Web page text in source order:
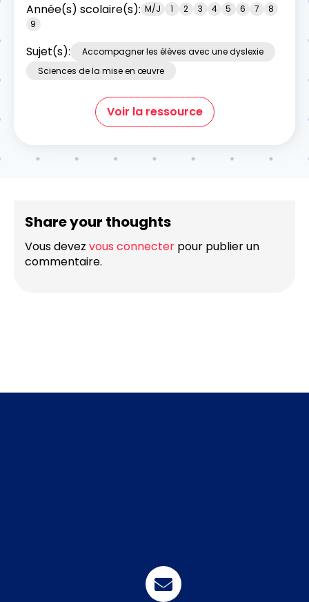
Année(s) scolaire(s): M/J 1 2 3 4 5 6 7
8
9
Sujet(s):
Accompagner les élèves avec une dyslexie
Sciences de la mise en œuvre
Voir la ressource
Share your thoughts
Vous devez vous connecter pour publier un
commentaire.